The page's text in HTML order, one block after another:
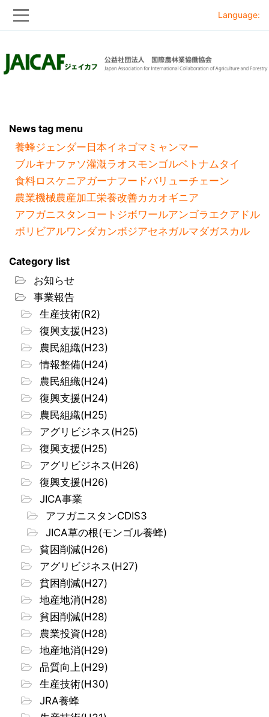
to
to
Language:
News tag menu
養蜂ジェンダー 日本イネゴマ ミャンマー
ブルキナファソ灌漑ラオスモンゴルベトナムタイ
食料ロスケニアガーナフードバリューチェーン
農業機械農産加工栄養改善カカオギニア
アフガニスタンコートジボワールアンゴラ エクアドル
ボリビアルワンダカンボジアセネガルマダガスカル
Category list
お知らせ
事業報告
生産技術(R2)
復興支援(H23)
農民組織(H23)
情報整備(H24)
農民組織(H24)
復興支援(H24)
農民組織(H25)
アグリビジネス(H25)
復興支援(H25)
アグリビジネス(H26)
復興支援(H26)
JICA事業
アフガニスタンCDIS3
JICA草の根(モンゴル養蜂)
貧困削減(H26)
アグリビジネス(H27)
貧困削減(H27)
地産地消(H28)
貧困削減(H28)
農業投資(H28)
地産地消(H29)
品質向上(H29)
生産技術(H30)
JRA養蜂